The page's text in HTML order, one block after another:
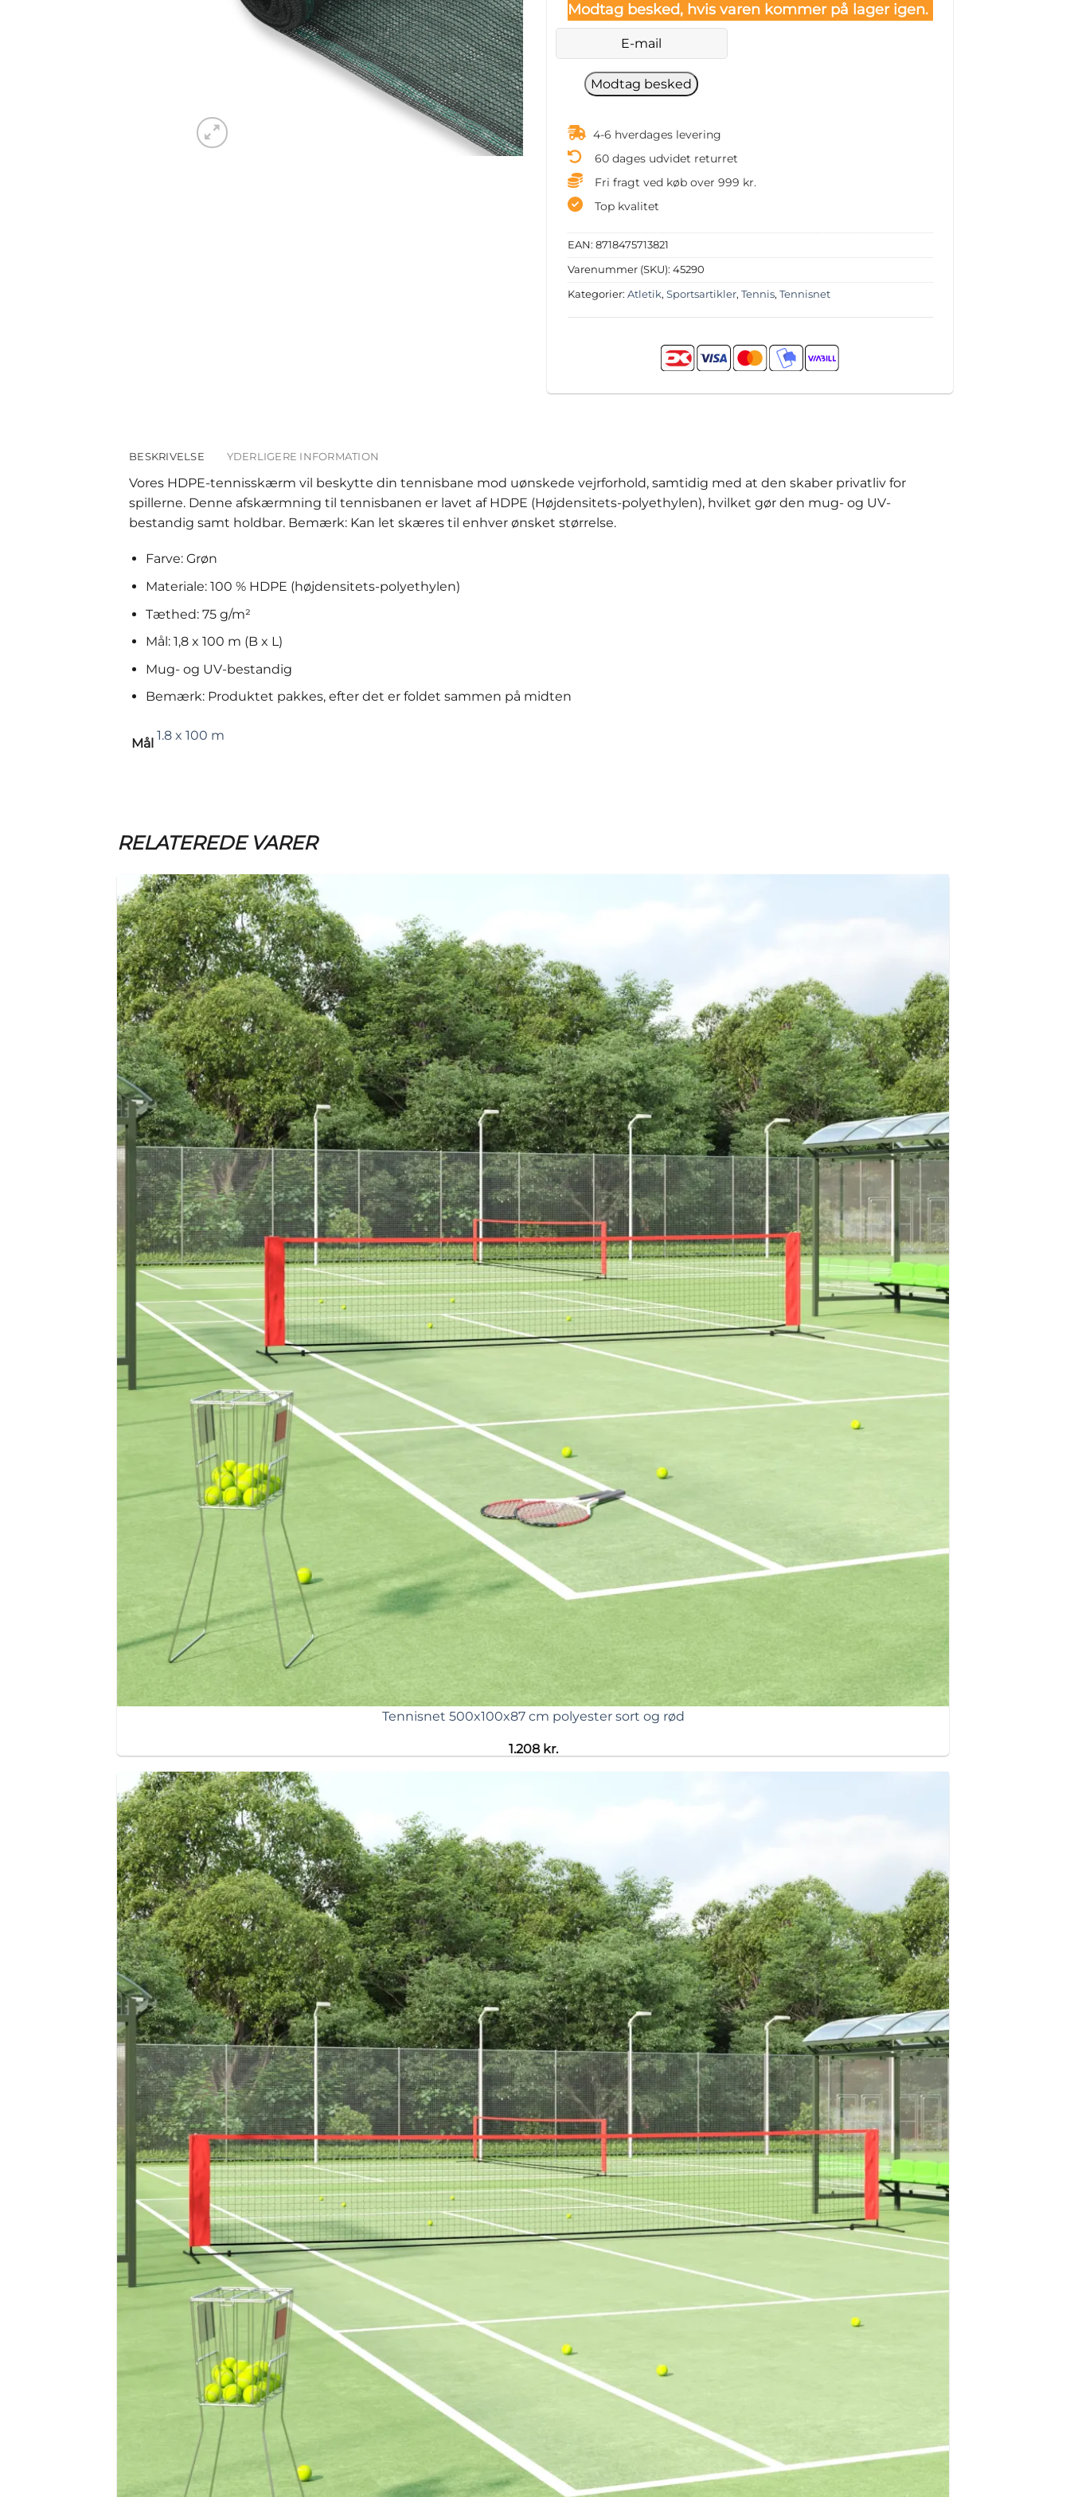
Modtag besked, hvis varen kommer på lager igen.
4-6 hverdages levering
60 dages udvidet returret
Fri fragt ved køb over 999 kr.
Top kvalitet
EAN: 8718475713821
Varenummer (SKU): 45290
Kategorier: Atletik, Sportsartikler, Tennis, Tennisnet
BESKRIVELSE YDERLIGERE INFORMATION
Vores HDPE-tennisskærm vil beskytte din tennisbane mod uønskede vejrforhold, samtidig med at den skaber privatliv for
spillerne. Denne afskærmning til tennisbanen er lavet af HDPE (Højdensitets-polyethylen), hvilket gør den mug- og UV-
bestandig samt holdbar. Bemærk: Kan let skæres til enhver ønsket størrelse.
Farve: Grøn
Materiale: 100 % HDPE (højdensitets-polyethylen)
Tæthed: 75 g/m²
Mål: 1,8 x 100 m (B x L)
Mug- og UV-bestandig
Bemærk: Produktet pakkes, efter det er foldet sammen på midten
Mål
1.8 x 100 m
RELATEREDE VARER
Tennisnet 500x100x87 cm polyester sort og rød
1.208 kr.